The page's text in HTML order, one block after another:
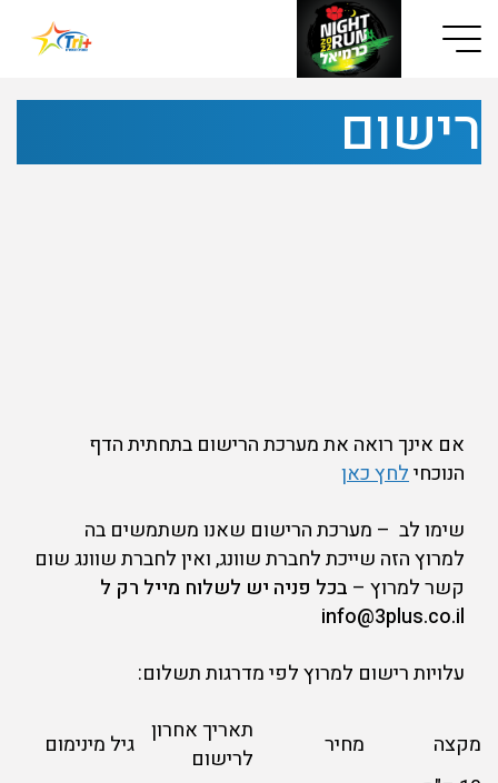
Button used only for devices with a small screen
רישום
אם אינך רואה את מערכת הרישום בתחתית הדף
הנוכחילחץ כאן
שימו לב – מערכת הרישום שאנו משתמשים בה
למרוץ הזה שייכת לחברת שוונג, ואין לחברת שוונג שום
קשר למרוץ – בכל פניה יש לשלוח מייל רק ל
info@3plus.co.il
עלויות רישום למרוץ לפי מדרגות תשלום:
מקצה מחיר
תאריך אחרון
לרישום
גיל מינימום